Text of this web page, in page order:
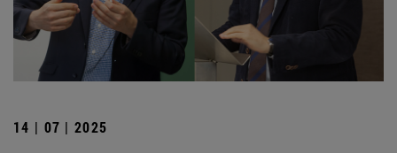
14 | 07 | 2025